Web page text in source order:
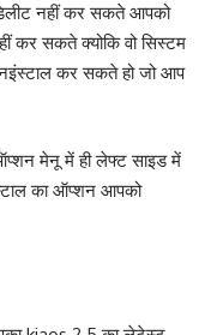
नहीं कर सकते आपको
कर सकते क्योकि वो सिस्टम
कर सकते हो जो आप
मेनू में ही लेफ्ट साइड में
का ऑप्शन आपको